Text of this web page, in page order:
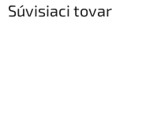
Súvisiaci tovar